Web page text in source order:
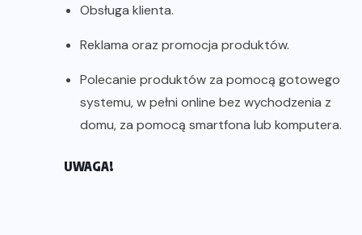
Obsługa klienta.
Reklama oraz promocja produktów.
Polecanie produktów za pomocą gotowego
systemu, w pełni online bez wychodzenia z
domu, za pomocą smartfona lub komputera.
UWAGA!